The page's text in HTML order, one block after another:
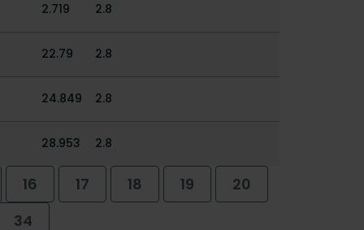
2.719 2.8
22.79 2.8
24.849 2.8
28.953 2.8
16 17 18 19
20
34